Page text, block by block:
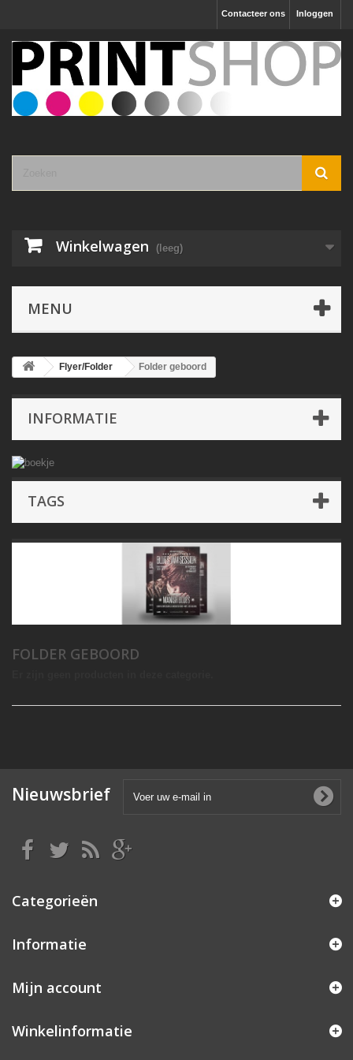
Inloggen
Contacteer ons
Winkelwagen (leeg)
MENU
Flyer/Folder Folder geboord
INFORMATIE
TAGS
FOLDER GEBOORD
Nieuwsbrief
Categorieën
Informatie
Mijn account
Winkelinformatie